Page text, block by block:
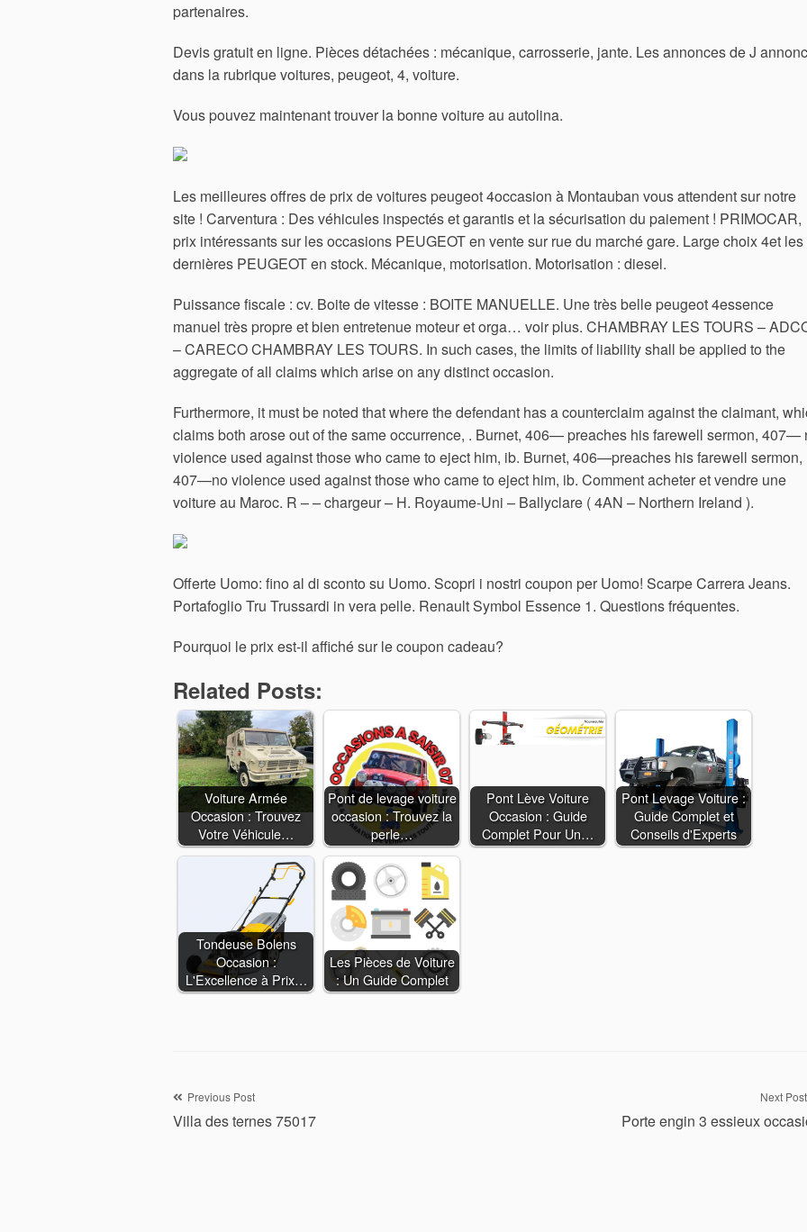
partenaires.
Devis gratuit en ligne. Pièces détachées : mécanique, carrosserie, jante. Les annonces de J
dans la rubrique voitures, peugeot, 4, voiture.
Vous pouvez maintenant trouver la bonne voiture au autolina.
Les meilleures offres de prix de voitures peugeot 4occasion à Montauban vous attendent sur notre
site ! Carventura : Des véhicules inspectés et garantis et la sécurisation du paiement ! PRIMOCAR,
prix intéressants sur les occasions PEUGEOT en vente sur rue du marché gare. Large choix 4et les
dernières PEUGEOT en stock. Mécanique, motorisation. Motorisation : diesel.
Puissance fiscale : cv. Boite de vitesse : BOITE MANUELLE. Une très belle peugeot 4essence
manuel très propre et bien entretenue moteur et orga… voir plus. CHAMBRAY LES TOURS –
– CARECO CHAMBRAY LES TOURS. In such cases, the limits of liability shall be applied to the
aggregate of all claims which arise on any distinct occasion.
Furthermore, it must be noted that where the defendant has a counterclaim against the claimant,
claims both arose out of the same occurrence, . Burnet, 406— preaches his farewell sermon, 407—
violence used against those who came to eject him, ib. Burnet, 406—preaches his farewell sermon,
407—no violence used against those who came to eject him, ib. Comment acheter et vendre une
voiture au Maroc. R – – chargeur – H. Royaume-Uni – Ballyclare ( 4AN – Northern Ireland ).
Offerte Uomo: fino al di sconto su Uomo. Scopri i nostri coupon per Uomo! Scarpe Carrera Jeans.
Portafoglio Tru Trussardi in vera pelle. Renault Symbol Essence 1. Questions fréquentes.
Pourquoi le prix est-il affiché sur le coupon cadeau?
Related Posts:
Voiture Armée
Occasion : Trouvez
Votre Véhicule…
Pont de levage voiture
occasion : Trouvez la
perle…
Pont Lève Voiture
Occasion : Guide
Complet Pour Un…
Pont Levage Voiture :
Guide Complet et
Conseils d'Experts
Tondeuse Bolens
Occasion :
L'Excellence à Prix…
Les Pièces de Voiture
: Un Guide Complet
Navigation
Previous Post
Villa des ternes 75017
Next Post
Porte engin 3 essieux